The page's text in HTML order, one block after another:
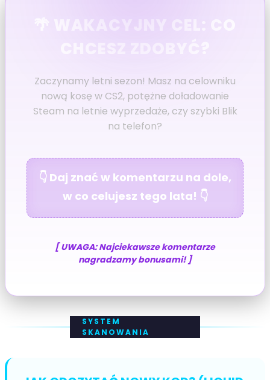
Zaczynamy letni sezon! Masz na celowniku
nową kosę w CS2, potężne doładowanie
Steam na letnie wyprzedaże, czy szybki Blik
na telefon?
👇 Daj znać w komentarzu na dole,
w co celujesz tego lata! 👇
[ UWAGA: Najciekawsze komentarze
nagradzamy bonusami! ]
SYSTEM
SKANOWANIA